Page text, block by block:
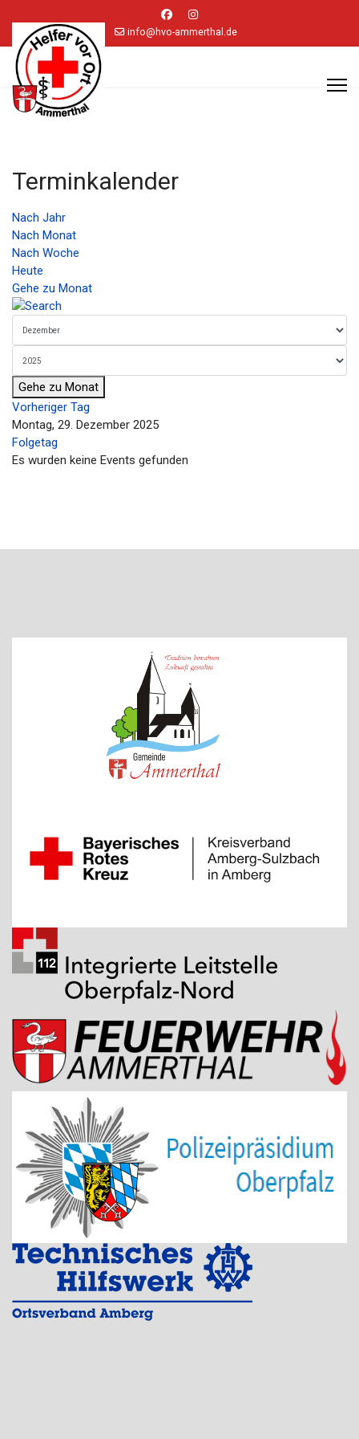
info@hvo-ammerthal.de
Terminkalender
Nach Jahr
Nach Monat
Nach Woche
Heute
Gehe zu Monat
Gehe zu Monat
Vorheriger Tag
Montag, 29. Dezember 2025
Folgetag
Es wurden keine Events gefunden